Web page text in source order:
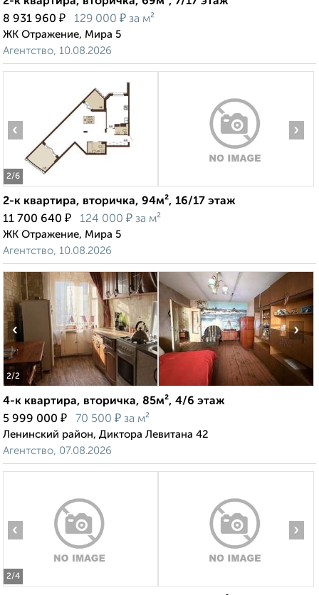
8 931 960 ₽ 129 000 ₽ за м²
ЖК Отражение, Мира 5
Агентство, 10.08.2026
2/6
‹ ›
2-к квартира, вторичка, 94м², 16/17 этаж
11 700 640 ₽ 124 000 ₽ за м²
ЖК Отражение, Мира 5
Агентство, 10.08.2026
2/2
‹ ›
4-к квартира, вторичка, 85м², 4/6 этаж
5 999 000 ₽ 70 500 ₽ за м²
Ленинский район, Диктора Левитана 42
Агентство, 07.08.2026
2/4
‹ ›